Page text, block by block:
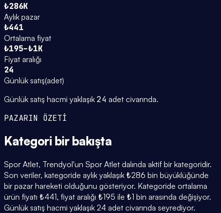
₺286K
Aylık pazar
₺441
Ortalama fiyat
₺195–₺1K
Fiyat aralığı
24
Günlük satış(adet)
Günlük satış hacmi yaklaşık 24 adet civarında.
PAZARIN ÖZETİ
Kategori bir bakışta
Spor Atlet, Trendyol'un Spor Atlet dalında aktif bir kategoridir.
Son veriler, kategoride aylık yaklaşık ₺286 bin büyüklüğünde
bir pazar hareketi olduğunu gösteriyor. Kategoride ortalama
ürün fiyatı ₺441, fiyat aralığı ₺195 ile ₺1 bin arasında değişiyor.
Günlük satış hacmi yaklaşık 24 adet civarında seyrediyor.